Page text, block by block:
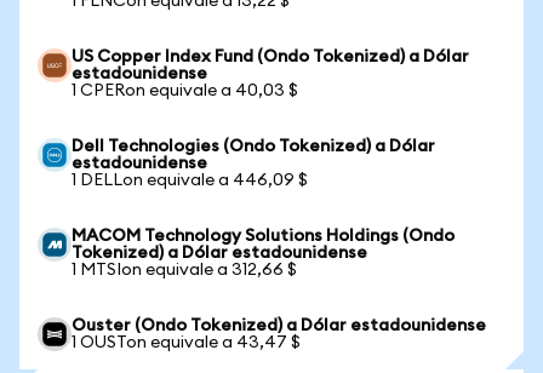
US Copper Index Fund (Ondo Tokenized) a Dólar
estadounidense
1 CPERon equivale a 40,03 $
Dell Technologies (Ondo Tokenized) a Dólar
estadounidense
1 DELLon equivale a 446,09 $
MACOM Technology Solutions Holdings (Ondo
Tokenized) a Dólar estadounidense
1 MTSIon equivale a 312,66 $
Ouster (Ondo Tokenized) a Dólar estadounidense
1 OUSTon equivale a 43,47 $